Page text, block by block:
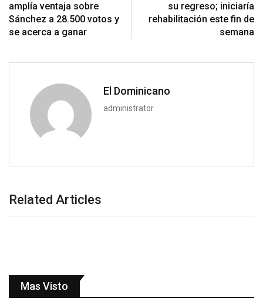
amplía ventaja sobre
Sánchez a 28.500 votos y
se acerca a ganar
su regreso; iniciaría
rehabilitación este fin de
semana
El Dominicano
administrator
Related Articles
Mas Visto